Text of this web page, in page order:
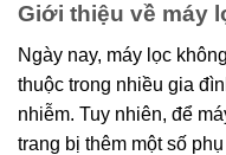
Giới thiệu về máy
Ngày nay, máy lọc
thuộc trong nhiều gia
nhiễm. Tuy nhiên, để
trang bị thêm một số